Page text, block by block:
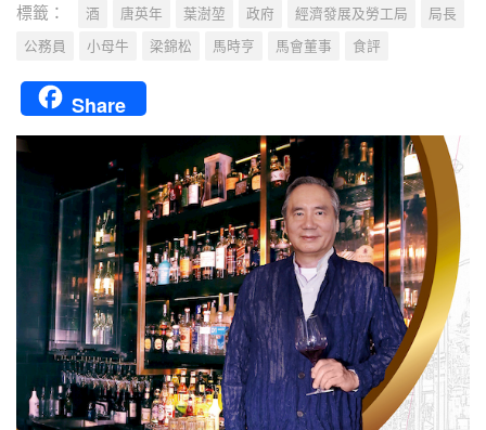
標籤： 酒 唐英年 葉澍堃 政府 經濟發展及勞工局
局長
公務員
小母牛 梁錦松 馬時亨 馬會董事 食評
Share